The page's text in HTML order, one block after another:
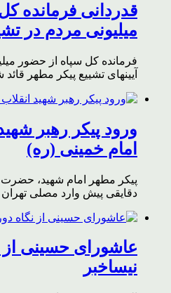
قدردانی فرمانده
میلیونی مردم در
فرمانده کل سپاه از حضور
آیینهای تشییع پیکر مطهر
ورود پیکر رهبر
امام خمینی (ره)
پیکر مطهر امام شهید،‌ حضرت
دقایقی پیش وارد مصلی
عاشورای حسینی از
نیساخبر